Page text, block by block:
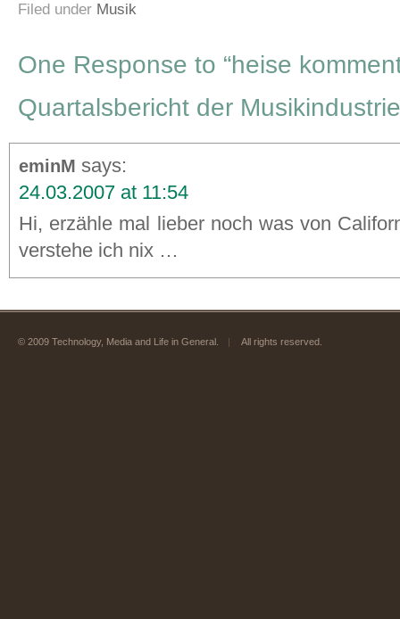
Filed under Musik
One Response to “heise
Quartalsbericht der
eminM says:
24.03.2007 at 11:54
Hi, erzähle mal lieber noch was von
verstehe ich nix …
© 2009 Technology, Media and Life in General. | All rights reserved.